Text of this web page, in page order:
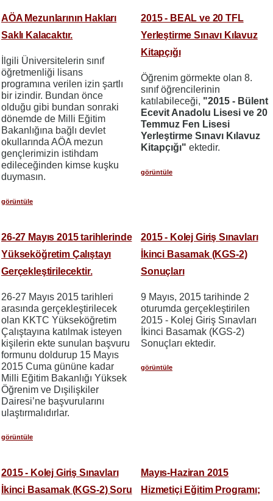
AÖA Mezunlarının Hakları
Saklı Kalacaktır.
İlgili Üniversitelerin sınıf
öğretmenliği lisans
programına verilen izin şartlı
bir izindir. Bundan önce
olduğu gibi bundan sonraki
dönemde de Milli Eğitim
Bakanlığına bağlı devlet
okullarında AÖA mezun
gençlerimizin istihdam
edileceğinden kimse kuşku
duymasın.
görüntüle
2015 - BEAL ve 20 TFL
Yerleştirme Sınavı Kılavuz
Kitapçığı
Öğrenim görmekte olan 8.
sınıf öğrencilerinin
katılabileceği, "2015 - Bülent
Ecevit Anadolu Lisesi ve 20
Temmuz Fen Lisesi
Yerleştirme Sınavı Kılavuz
Kitapçığı" ektedir.
görüntüle
26-27 Mayıs 2015 tarihlerinde
Yükseköğretim Çalıştayı
Gerçekleştirilecektir.
26-27 Mayıs 2015 tarihleri
arasında gerçekleştirilecek
olan KKTC Yükseköğretim
Çalıştayına katılmak isteyen
kişilerin ekte sunulan başvuru
formunu doldurup 15 Mayıs
2015 Cuma gününe kadar
Milli Eğitim Bakanlığı Yüksek
Öğrenim ve Dışilişkiler
Dairesi’ne başvurularını
ulaştırmalıdırlar.
görüntüle
2015 - Kolej Giriş Sınavları
İkinci Basamak (KGS-2)
Sonuçları
9 Mayıs, 2015 tarihinde 2
oturumda gerçekleştirilen
2015 - Kolej Giriş Sınavları
İkinci Basamak (KGS-2)
Sonuçları ektedir.
görüntüle
2015 - Kolej Giriş Sınavları
İkinci Basamak (KGS-2) Soru
Mayıs-Haziran 2015
Hizmetiçi Eğitim Programı;